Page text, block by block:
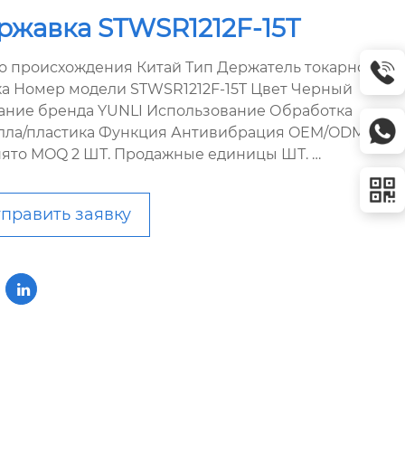
STWSR1212F-15T
происхождения Китай Тип Держатель токарного
Номер модели STWSR1212F-15T Цвет Черный
бренда YUNLI Использование Обработка
пластика Функция Антивибрация OEM/ODM
MOQ 2 ШТ. Продажные единицы ШТ. …
заявку
